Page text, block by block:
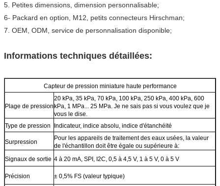
5. Petites dimensions, dimension personnalisable;
6- Packard en option, M12, petits connecteurs Hirschman;
7. OEM, ODM, service de personnalisation disponible;
Informations techniques détaillées:
Capteur de pression miniature haute performance
Plage de pression
20 kPa, 35 kPa, 70 kPa, 100 kPa, 250 kPa, 400 kPa, 600
kPa, 1 MPa... 25 MPa. Je ne sais pas si vous voulez que je
vous le dise.
Type de pression
Indicateur, indice absolu, indice d'étanchéité
Surpression
Pour les appareils de traitement des eaux usées, la valeur
de l'échantillon doit être égale ou supérieure à:
Signaux de sortie 4 à 20 mA, SPI, I2C, 0,5 à 4,5 V, 1 à 5 V, 0 à 5 V
Précision ± 0,5% FS (valeur typique)